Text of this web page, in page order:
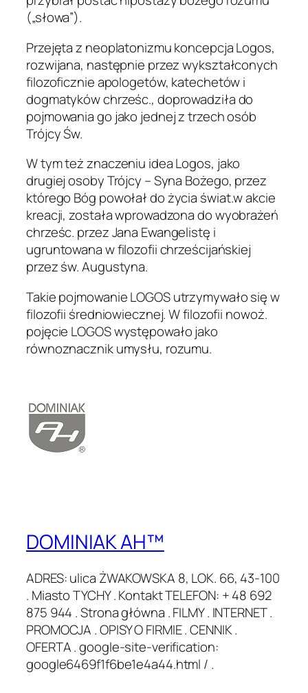
(„słowa”).
Przejęta z neoplatonizmu koncepcja Logos,
rozwijana, następnie przez wykształconych
filozoficznie apologetów, katechetów i
dogmatyków chrześc., doprowadziła do
pojmowania go jako jednej z trzech osób
Trójcy Św.
W tym też znaczeniu idea Logos, jako
drugiej osoby Trójcy – Syna Bożego, przez
którego Bóg powołał do życia świat.w akcie
kreacji, została wprowadzona do wyobrażeń
chrześc. przez Jana Ewangelistę i
ugruntowana w filozofii chrześcijańskiej
przez św. Augustyna.
Takie pojmowanie LOGOS utrzymywało się w
filozofii średniowiecznej. W filozofii nowoż.
pojęcie LOGOS występowało jako
równoznacznik umysłu, rozumu.
DOMINIAK AH™
ADRES: ulica ŻWAKOWSKA 8, LOK. 66, 43-100
. Miasto TYCHY . Kontakt TELEFON: + 48 692
875 944 . Strona główna . FILMY . INTERNET .
PROMOCJA . OPISY O FIRMIE . CENNIK .
OFERTA . google-site-verification:
google6469f1f6be1e4a44.html / .